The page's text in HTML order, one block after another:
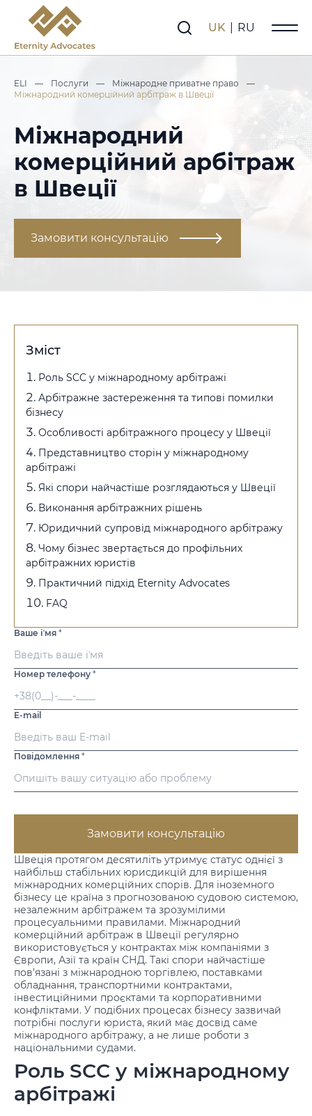
UK RU
ELI — Послуги — Міжнародне приватне право
—
Міжнародний комерційний арбітраж в Швеції
Міжнародний
комерційний арбітраж
в Швеції
Замовити консультацію
Швеція протягом десятиліть утримує статус однієї з
найбільш стабільних юрисдикцій для вирішення
міжнародних комерційних спорів. Для іноземного
бізнесу це країна з прогнозованою судовою системою,
незалежним арбітражем та зрозумілими
процесуальними правилами. Міжнародний
комерційний арбітраж в Швеції регулярно
використовується у контрактах між компаніями з
Європи, Азії та країн СНД. Такі спори найчастіше
пов’язані з міжнародною торгівлею, поставками
обладнання, транспортними контрактами,
інвестиційними проєктами та корпоративними
конфліктами. У подібних процесах бізнесу зазвичай
потрібні послуги юриста, який має досвід саме
міжнародного арбітражу, а не лише роботи з
національними судами.
Роль SCC у міжнародному
арбітражі
Зміст
Роль SCC у міжнародному арбітражі
Арбітражне застереження та типові помилки
бізнесу
Особливості арбітражного процесу у Швеції
Представництво сторін у міжнародному
арбітражі
Які спори найчастіше розглядаються у Швеції
Виконання арбітражних рішень
Юридичний супровід міжнародного арбітражу
Чому бізнес звертається до профільних
арбітражних юристів
Практичний підхід Eternity Advocates
FAQ
Ваше іʼмя *
Номер телефону *
E-mail
Повідомлення *
Замовити консультацію